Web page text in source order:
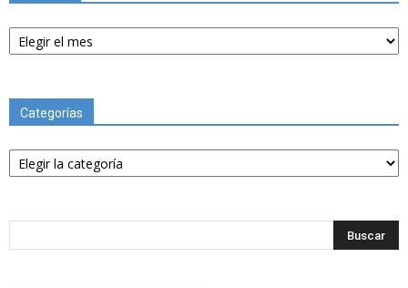
Archivos
Categorías
Categorías